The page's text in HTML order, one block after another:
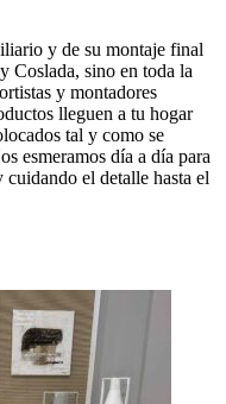
y de su montaje final
Coslada, sino en toda la
y montadores
lleguen a tu hogar
tal y como se
esmeramos día a día para
el detalle hasta el